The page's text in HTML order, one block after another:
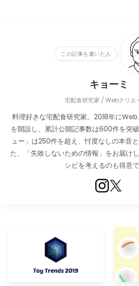
この記事を書いた人
キョーミ
宅配食研究家 / Webクリエ
料理好きな宅配食研究家。2018年にWeb
を開設し、累計公開記事数は600件を突
ュー」は250件を超え、忖度なしの本音
た、「失敗しないための情報」をお届け
シピを考えるのも得意で